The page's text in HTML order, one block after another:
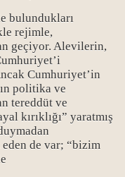
bulundukları
rejimle,
geçiyor. Alevilerin,
Cumhuriyet’in
politika ve
tereddüt ve
kırıklığı” yaratmış
eden de var; “bizim